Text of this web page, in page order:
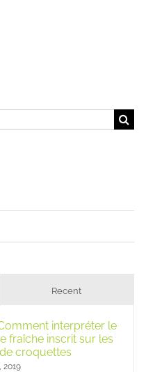
Recent
Comment interpréter le
fraîche inscrit sur les
croquettes
2019